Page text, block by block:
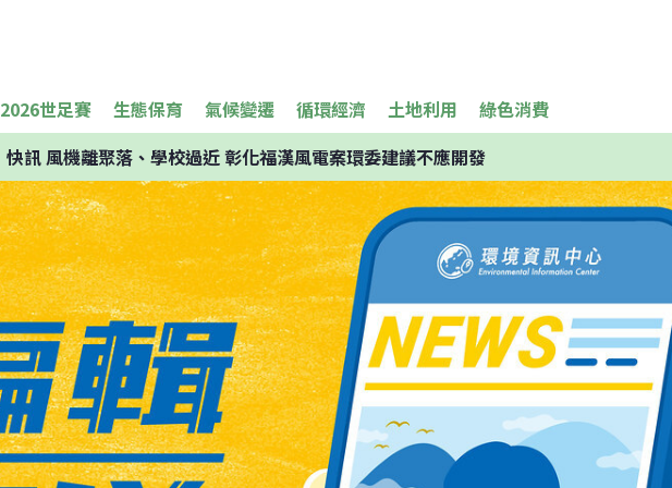
2026世足賽 生態保育 氣候變遷 循環經濟 土地利用 綠色消費
快訊風機離聚落、學校過近 彰化福漢風電案環委建議不應開發